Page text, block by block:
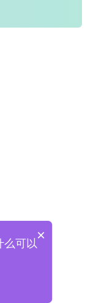
户协议》
×
么可以